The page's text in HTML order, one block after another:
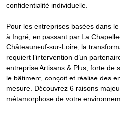
confidentialité individuelle.
Pour les entreprises basées dans
à Ingré, en passant par La
Châteauneuf-sur-Loire, la
requiert l’intervention d’un
entreprise Artisans & Plus, forte de
le bâtiment, conçoit et réalise des
mesure. Découvrez 6 raisons
métamorphose de votre